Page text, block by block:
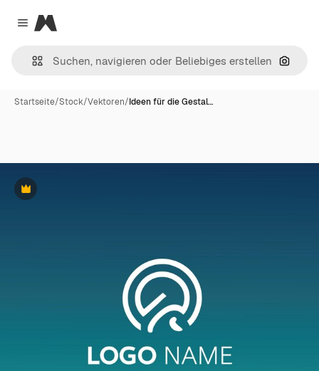
Close menu
Magnific
Nach
Startseite/Stock/Vektoren/Ideen für die Gestal…
Premium